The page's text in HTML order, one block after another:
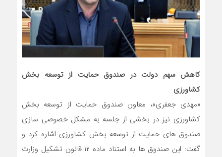
کاهش سهم دولت در صندوق حمایت از توسعه بخش
کشاورزی
«مهدی جعفری»، معاون صندوق حمایت از توسعه بخش
کشاورزی نیز در بخشی از جلسه به مشکل خصوصی سازی
صندوق های حمایت از توسعه بخش کشاورزی اشاره کرد و
گفت: این صندوق ها به استناد ماده ۱۲ قانون تشکیل وزارت